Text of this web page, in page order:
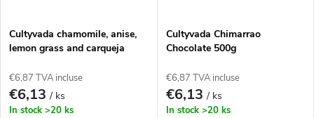
t
s
Cultyvada chamomile, anise,
lemon grass and carqueja
€6,87 TVA incluse
€6,13/ ks
In stock >20 ks
Cultyvada Chimarrao
Chocolate 500g
€6,87 TVA incluse
€6,13/ ks
In stock >20 ks